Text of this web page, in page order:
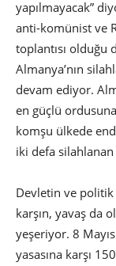
yapılmayacak”
anti-komünist ve
toplantısı olduğu
Almanya’nın
devam ediyor.
en güçlü
komşu ülkede
iki defa
Devletin ve
karşın, yavaş da
yeşeriyor. 8
yasasına karşı